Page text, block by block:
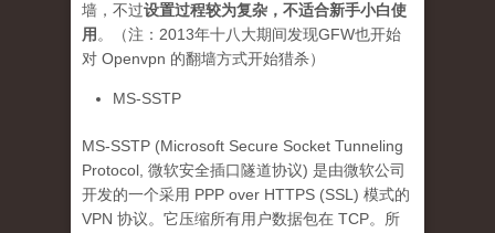
墙，不过设置过程较为复杂，不适合新手小白使
用 。（注：2013年十八大期间发现GFW也开始
对 Openvpn 的翻墙方式开始猎杀）
MS-SSTP
MS-SSTP (Microsoft Secure Socket Tunneling
Protocol, 微软安全插口隧道协议) 是由微软公司
开发的一个采用 PPP over HTTPS (SSL) 模式的
VPN 协议。它压缩所有用户数据包在 TCP。所